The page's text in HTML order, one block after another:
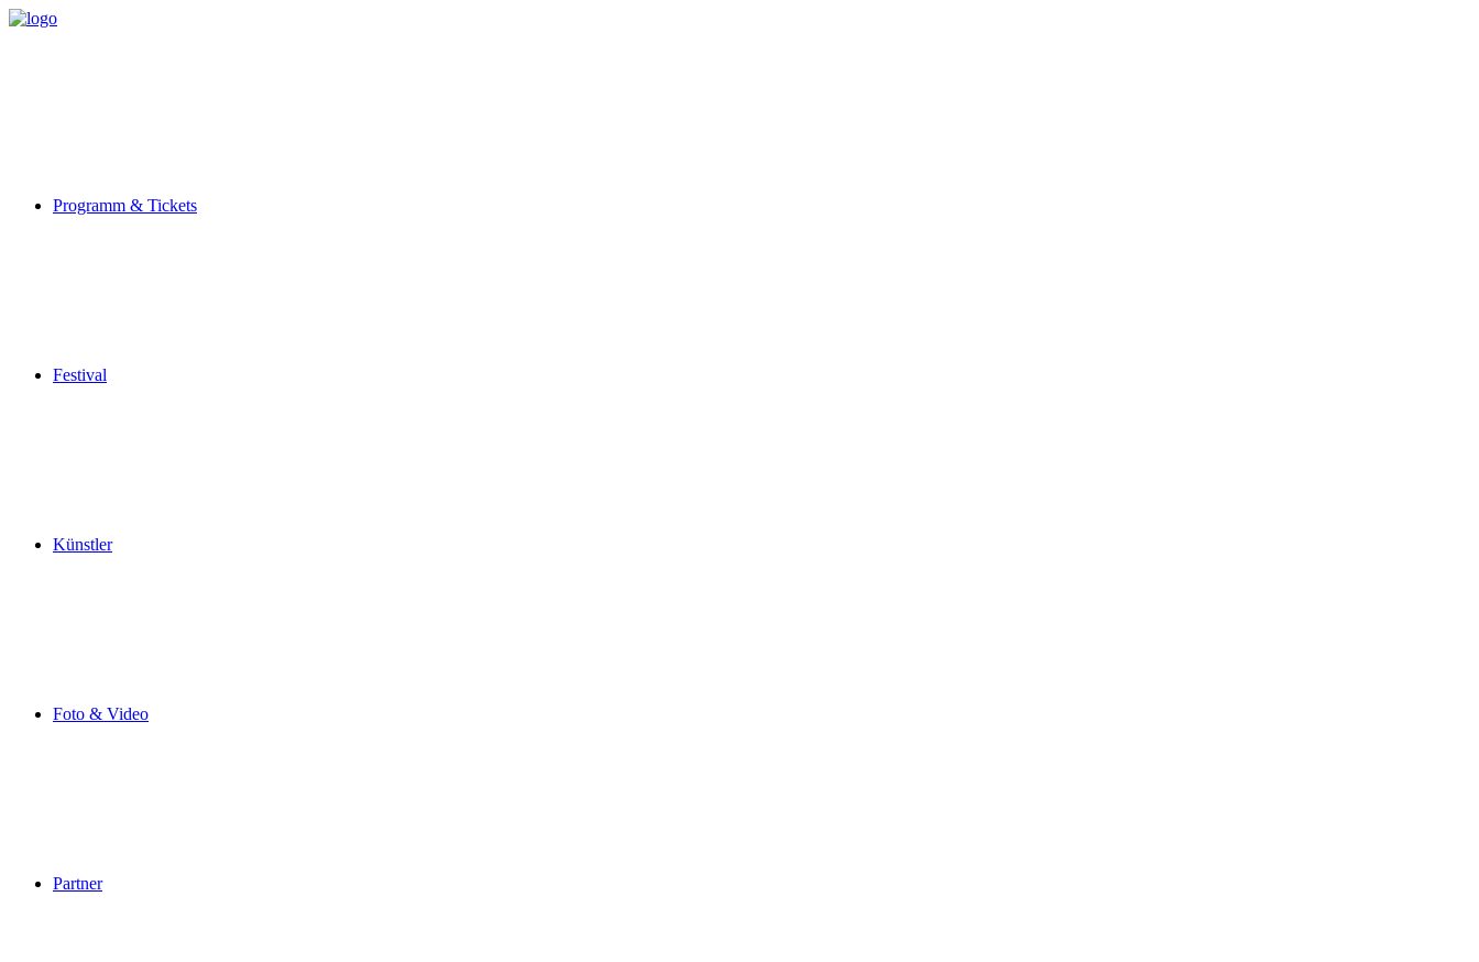
Programm & Tickets
Festival
Künstler
Foto & Video
Partner